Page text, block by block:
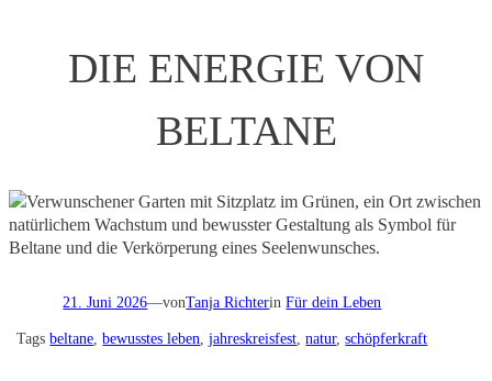
DIE ENERGIE VON
BELTANE
21. Juni 2026—vonTanja RichterinFür dein Leben
Tagsbeltane , bewusstes leben , jahreskreisfest , natur, schöpferkraft